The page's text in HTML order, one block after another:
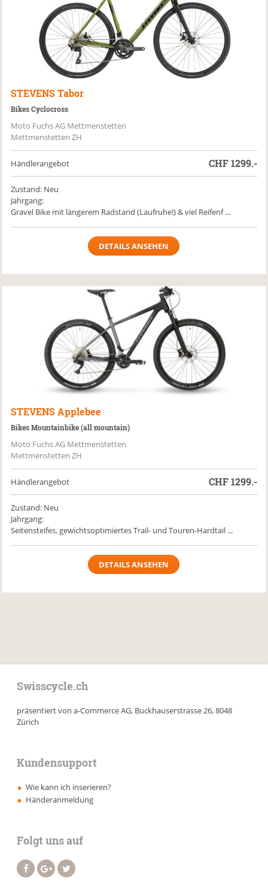
STEVENS Tabor
Bikes Cyclocross
Moto Fuchs AG Mettmenstetten
Mettmenstetten ZH
Händlerangebot CHF1299.-
Zustand: Neu
Jahrgang:
Gravel Bike mit längerem Radstand (Laufruhe!) & viel Reifenf ...
DETAILS ANSEHEN
STEVENS Applebee
Bikes Mountainbike (all mountain)
Moto Fuchs AG Mettmenstetten
Mettmenstetten ZH
Händlerangebot CHF1299.-
Zustand: Neu
Jahrgang:
Seitensteifes, gewichtsoptimiertes Trail- und Touren-Hardtail ...
DETAILS ANSEHEN
Swisscycle.ch
präsentiert von a-Commerce AG, Buckhauserstrasse 26, 8048
Zürich
Kundensupport
Wie kann ich inserieren?
Händeranmeldung
Folgt uns auf